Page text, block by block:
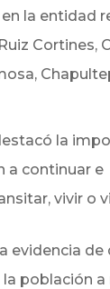
la entidad
Cortines,
la
a continuar
vivir o
evidencia
población